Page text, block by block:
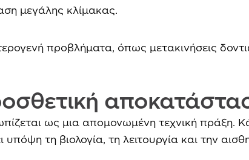
μεγάλης κλίμακας.
προβλήματα, όπως μετακινήσεις
ως μια απομονωμένη τεχνική πράξη.
τη βιολογία, τη λειτουργία και την